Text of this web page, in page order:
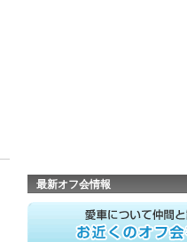
最新オフ会情報